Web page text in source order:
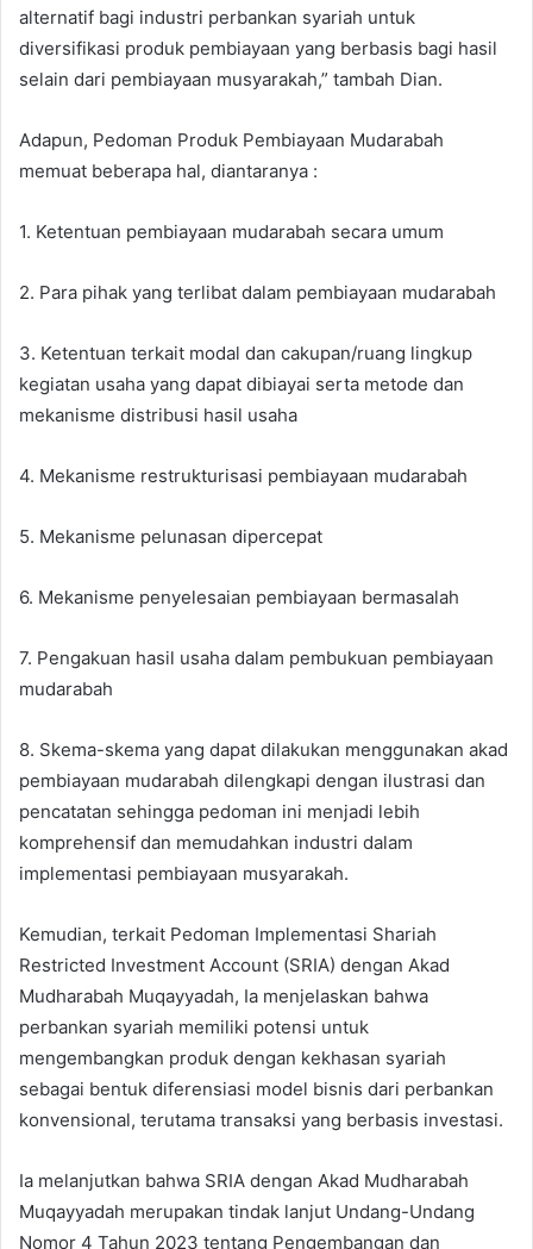
alternatif bagi industri perbankan syariah untuk
diversifikasi produk pembiayaan yang berbasis bagi hasil
selain dari pembiayaan musyarakah,” tambah Dian.
Adapun, Pedoman Produk Pembiayaan Mudarabah
memuat beberapa hal, diantaranya :
1. Ketentuan pembiayaan mudarabah secara umum
2. Para pihak yang terlibat dalam pembiayaan mudarabah
3. Ketentuan terkait modal dan cakupan/ruang lingkup
kegiatan usaha yang dapat dibiayai serta metode dan
mekanisme distribusi hasil usaha
4. Mekanisme restrukturisasi pembiayaan mudarabah
5. Mekanisme pelunasan dipercepat
6. Mekanisme penyelesaian pembiayaan bermasalah
7. Pengakuan hasil usaha dalam pembukuan pembiayaan
mudarabah
8. Skema-skema yang dapat dilakukan menggunakan akad
pembiayaan mudarabah dilengkapi dengan ilustrasi dan
pencatatan sehingga pedoman ini menjadi lebih
komprehensif dan memudahkan industri dalam
implementasi pembiayaan musyarakah.
Kemudian, terkait Pedoman Implementasi Shariah
Restricted Investment Account (SRIA) dengan Akad
Mudharabah Muqayyadah, Ia menjelaskan bahwa
perbankan syariah memiliki potensi untuk
mengembangkan produk dengan kekhasan syariah
sebagai bentuk diferensiasi model bisnis dari perbankan
konvensional, terutama transaksi yang berbasis investasi.
Ia melanjutkan bahwa SRIA dengan Akad Mudharabah
Muqayyadah merupakan tindak lanjut Undang-Undang
Nomor 4 Tahun 2023 tentang Pengembangan dan